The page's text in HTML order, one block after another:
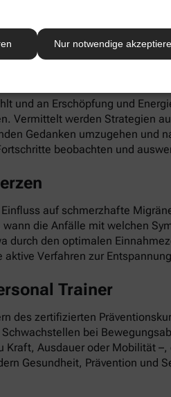
Nur notwendige
digital einlösen: Die
und an Erschöpfung und
Vermittelt werden Strategien
Gedanken umzugehen und
beobachten und
auf schmerzhafte
die Anfälle mit welchen
durch den optimalen
Verfahren zur
Trainer
des zertifizierten
bei
Ausdauer oder Mobilität
Gesundheit, Prävention und